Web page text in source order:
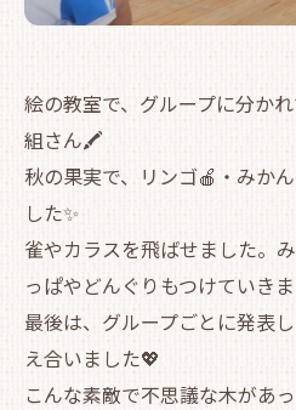
絵の教室で、グループに分か
組さん🖍
秋の果実で、リンゴ🍎・みか
した✨
雀やカラスを飛ばせました。
っぱやどんぐりもつけていき
最後は、グループごとに発表
え合いました💖
こんな素敵で不思議な木があ